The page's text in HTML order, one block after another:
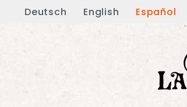
Deutsch English Español